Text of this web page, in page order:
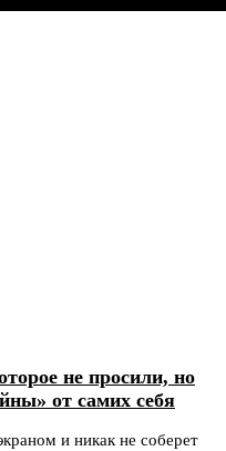
не просили, но
от самих себя
и никак не соберет